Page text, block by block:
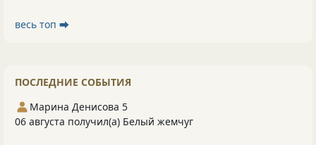
весь топ ⮕
ПОСЛЕДНИЕ СОБЫТИЯ
Марина Денисова 5
06 августа получил(а) Белый жемчуг